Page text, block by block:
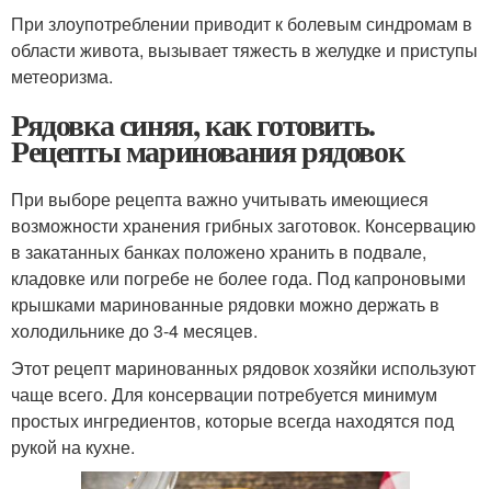
При злоупотреблении приводит к болевым синдромам в
области живота, вызывает тяжесть в желудке и приступы
метеоризма.
Рядовка синяя, как готовить.
Рецепты маринования рядовок
При выборе рецепта важно учитывать имеющиеся
возможности хранения грибных заготовок. Консервацию
в закатанных банках положено хранить в подвале,
кладовке или погребе не более года. Под капроновыми
крышками маринованные рядовки можно держать в
холодильнике до 3-4 месяцев.
Этот рецепт маринованных рядовок хозяйки используют
чаще всего. Для консервации потребуется минимум
простых ингредиентов, которые всегда находятся под
рукой на кухне.